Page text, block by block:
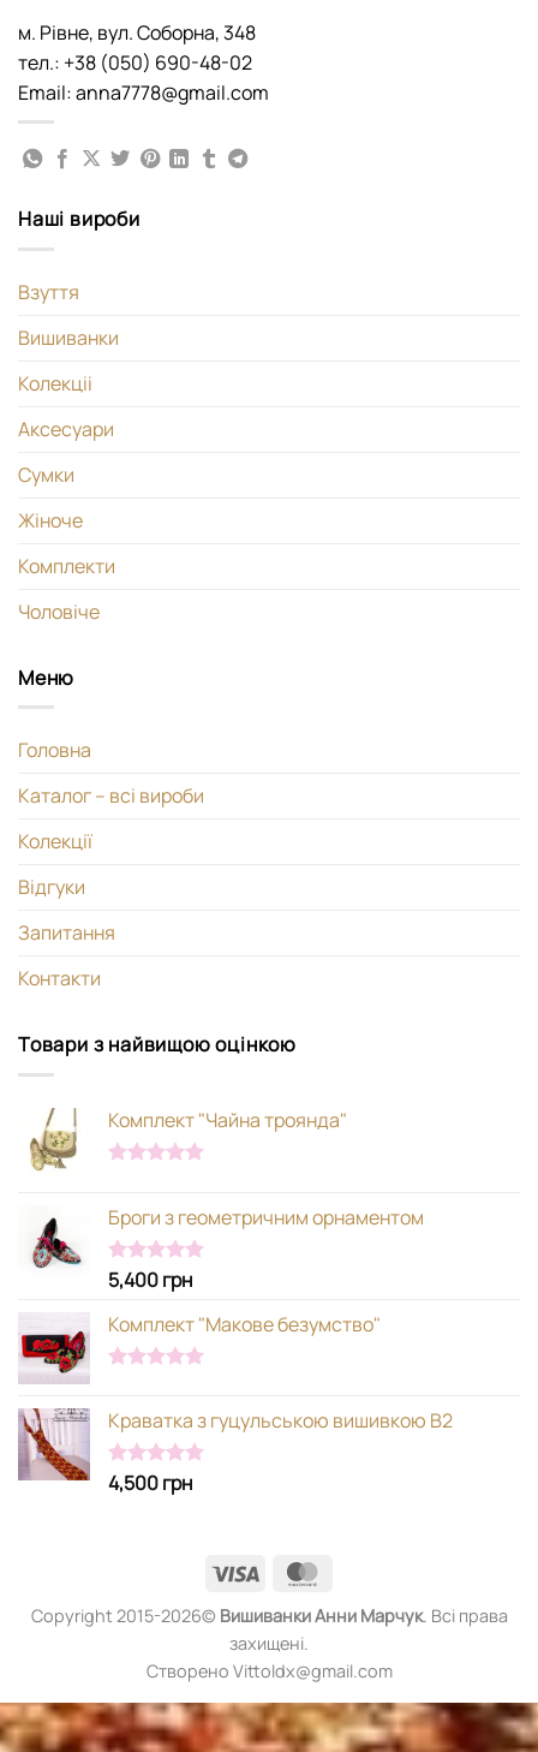
м. Рівне, вул. Соборна, 348
тел.: +38 (050) 690-48-02
Email: anna7778@gmail.com
Наші вироби
Взуття
Вишиванки
Колекціі
Аксесуари
Сумки
Жіноче
Комплекти
Чоловіче
Меню
Головна
Каталог – всі вироби
Колекції
Відгуки
Запитання
Контакти
Товари з найвищою оцінкою
Комплект "Чайна троянда"
Броги з геометричним орнаментом
Оцінено в
5.00
з 5
5,400грн
Комплект "Макове безумство"
Краватка з гуцульською вишивкою В2
Оцінено в
5.00
з 5
4,500грн
Visa
Copyright 2015-2026© ВишиванкиАнни Марчук. Всі права
захищені.
Створено Vittoldx@gmail.com